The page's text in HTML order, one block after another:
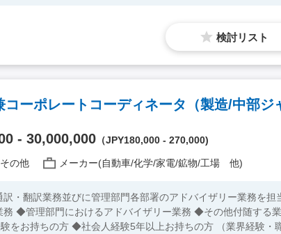
検討リスト
ーポレートコーディネータ（製造/中部ジ
- 30,000,000 （JPY180,000 - 270,000)
の他 メーカー(自動車/化学/家電/鉱物/工場 他)
訳・翻訳業務並びに管理部門各部署のアドバイザリー業務を
部門におけるアドバイザリー業務 ◆その他付随する業務 【必須スキル】 ◆インドネシ
をお持ちの方 ◆社会人経験5年以上お持ちの方 （業界経験